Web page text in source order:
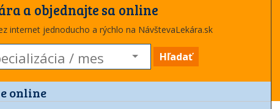
a objednajte sa online
internet jednoducho a rýchlo na NávštevaLekára.sk
Hľadať
online